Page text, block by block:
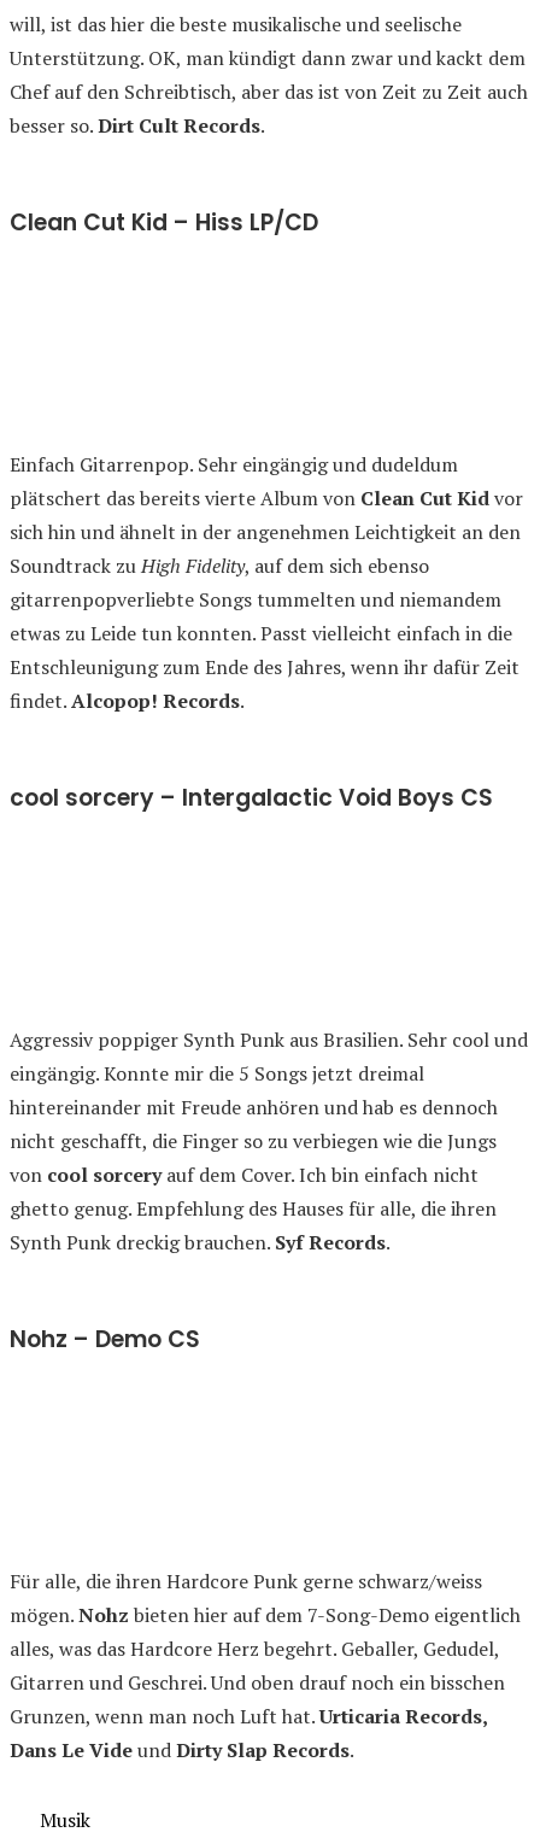
will, ist das hier die beste musikalische und seelische
Unterstützung. OK, man kündigt dann zwar und kackt dem
Chef auf den Schreibtisch, aber das ist von Zeit zu Zeit auch
besser so.Dirt Cult Records.
Clean Cut Kid – Hiss LP/CD
Einfach Gitarrenpop. Sehr eingängig und dudeldum
plätschert das bereits vierte Album von Clean Cut Kidvor
sich hin und ähnelt in der angenehmen Leichtigkeit an den
Soundtrack zuHigh Fidelity, auf dem sich ebenso
gitarrenpopverliebte Songs tummelten und niemandem
etwas zu Leide tun konnten. Passt vielleicht einfach in die
Entschleunigung zum Ende des Jahres, wenn ihr dafür Zeit
findet.Alcopop! Records.
cool sorcery – Intergalactic Void Boys CS
Aggressiv poppiger Synth Punk aus Brasilien. Sehr cool und
eingängig. Konnte mir die 5 Songs jetzt dreimal
hintereinander mit Freude anhören und hab es dennoch
nicht geschafft, die Finger so zu verbiegen wie die Jungs
von cool sorceryauf dem Cover. Ich bin einfach nicht
ghetto genug. Empfehlung des Hauses für alle, die ihren
Synth Punk dreckig brauchen. Syf Records.
Nohz – Demo CS
Für alle, die ihren Hardcore Punk gerne schwarz/weiss
mögen.Nohz bieten hier auf dem 7-Song-Demo eigentlich
alles, was das Hardcore Herz begehrt. Geballer, Gedudel,
Gitarren und Geschrei. Und oben drauf noch ein bisschen
Grunzen, wenn man noch Luft hat.Urticaria Records,
Dans Le VideundDirty Slap Records.
Kategorien
Musik